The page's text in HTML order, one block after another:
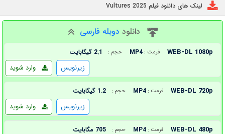
لینک های دانلود فیلم Vultures 2025
دانلود دوبله فارسی
WEB-DL 1080p فرمت : MP4 حجم : 2.1 گیگابایت
وارد شوید زیرنویس
WEB-DL 720p فرمت : MP4 حجم : 1.2 گیگابایت
وارد شوید زیرنویس
WEB-DL 480p فرمت : MP4 حجم : 705 مگابایت